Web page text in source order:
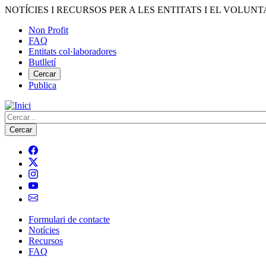
Vés
contingut
NOTÍCIES I RECURSOS PER A LES ENTITATS I EL
Menú
del
compte
d'usuari
Non Profit
FAQ
Entitats col·laboradores
Butlletí
Cercar
Publica
Cerca
Navegació
principal
Formulari de contacte
Notícies
Recursos
FAQ